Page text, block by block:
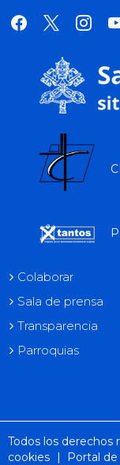
facebook
x
Colaborar
Sala de prensa
Transparencia
Parroquias
Todos los derechos
cookies
| Portal